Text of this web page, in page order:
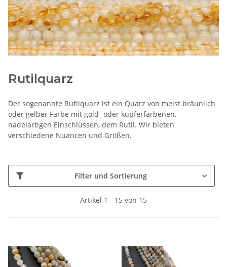
Rutilquarz
Der sogenannte Rutilquarz ist ein Quarz von meist bräunlich
oder gelber Farbe mit gold- oder kupferfarbenen,
nadelartigen Einschlüssen, dem Rutil. Wir bieten
verschiedene Nuancen und Größen.
Filter und Sortierung
Artikel 1 - 15 von 15